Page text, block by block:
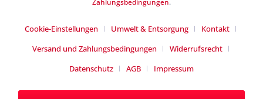
Zahlungsbedingungen.
Cookie-Einstellungen Umwelt & Entsorgung
Kontakt
Versand und Zahlungsbedingungen
Widerrufsrecht
Datenschutz
AGB Impressum